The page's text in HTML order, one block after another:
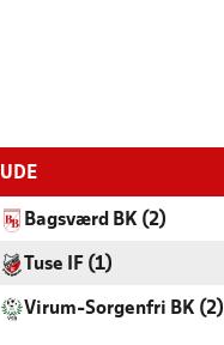
UDE
Bagsværd BK (2)
Tuse IF (1)
Virum-Sorgenfri BK (2)